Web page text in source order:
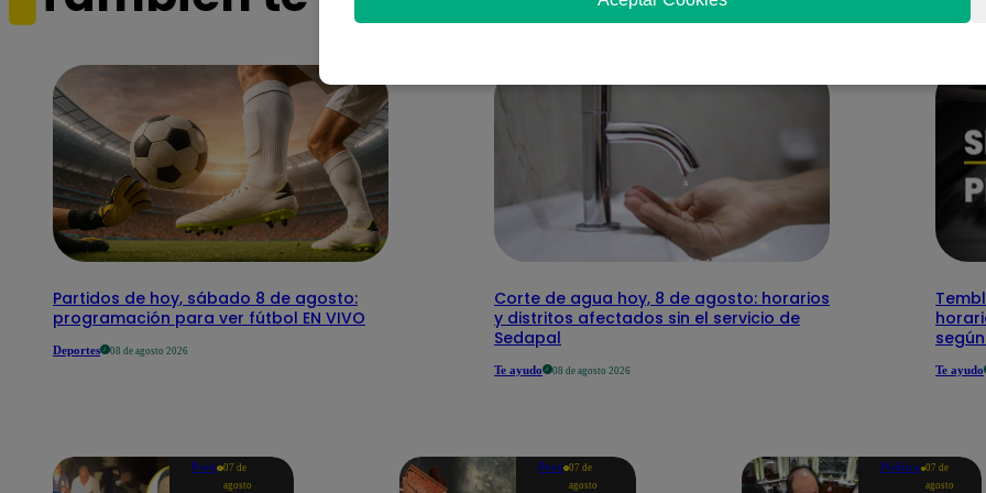
Partidos de hoy, sábado 8 de agosto:
programación para ver fútbol EN VIVO
Deportes 08 de agosto 2026
Corte de agua hoy, 8 de agosto: horarios
y distritos afectados sin el servicio de
Sedapal
Te ayudo 08 de agosto 2026 Te ayudo
Perú 07 de
agosto
Perú 07 de
agosto
Política 07 de
agosto